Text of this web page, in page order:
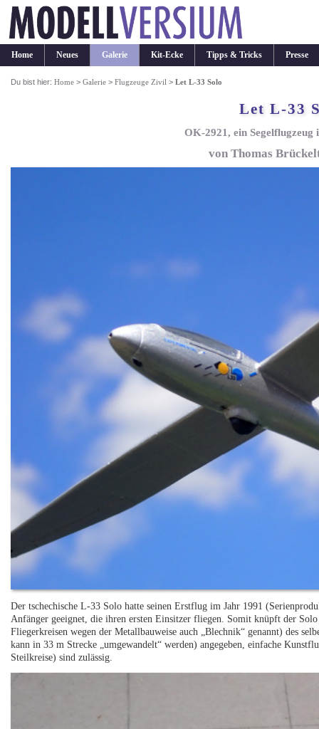
Home Neues Galerie Kit-Ecke Tipps & Tricks Presse
Du bist hier:Home >Galerie >Flugzeuge Zivil >Let L-33 Solo
Let L-33
OK-2921, ein Segelflugzeug
von Thomas
Der tschechische L-33 Solo hatte seinen Erstflug im Jahr 1991
Anfänger geeignet, die ihren ersten Einsitzer fliegen. Somit knüpft der
Fliegerkreisen wegen der Metallbauweise auch „Blechnik“ genannt) des
kann in 33 m Strecke „umgewandelt“ werden) angegeben, einfache
Steilkreise) sind zulässig.